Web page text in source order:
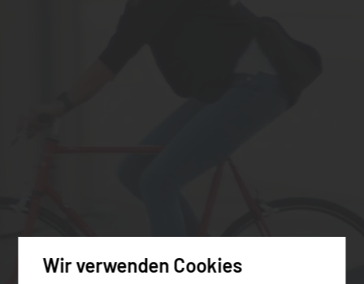
Wir verwenden Cookies